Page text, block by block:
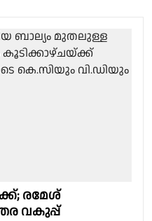
രമേശ്
വകുപ്പ്